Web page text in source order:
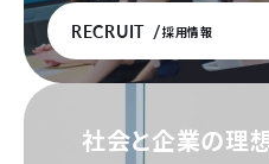
RECRUIT 採用情報
社会と企業の理